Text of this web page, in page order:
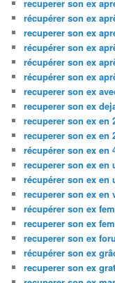
recuperer son ex
récupérer son ex
recuperer son ex
récupérer son ex
récupérer son ex
récupérer son ex
recuperer son ex
recuperer son ex
recuperer son ex en
recuperer son ex en
récupérer son ex en
recuperer son ex en
récupérer son ex en
recuperer son ex en
récupérer son ex
recuperer son ex
recuperer son ex
récupérer son ex
recuperer son ex